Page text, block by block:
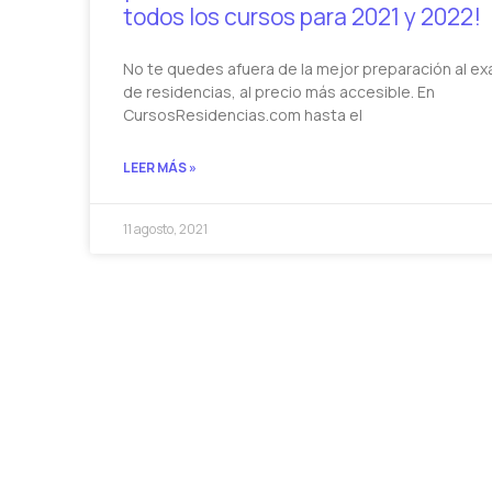
todos los cursos para 2021 y 2022!
No te quedes afuera de la mejor preparación al
de residencias, al precio más accesible. En
CursosResidencias.com hasta el
LEER MÁS »
11 agosto, 2021